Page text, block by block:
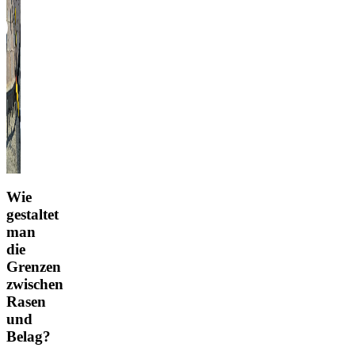
Wie
gestaltet
man
die
Grenzen
zwischen
Rasen
und
Belag?